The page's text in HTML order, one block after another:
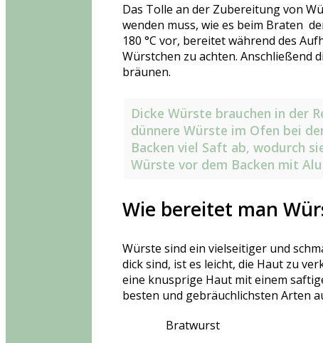
Das Tolle an der Zubereitung von
wenden muss, wie es beim Braten
180 °C vor, bereitet während des
Würstchen zu achten. Anschließend
bräunen.
Dicke Würste brauchen in der
dünnere Würste im Ofen bei
Backen viel Saft ab, wodurch
Würste vor dem Backen mit
Wie bereitet man
Würste sind ein vielseitiger und
dick sind, ist es leicht, die Haut zu
eine knusprige Haut mit einem
besten und gebräuchlichsten Arten
Bratwurst